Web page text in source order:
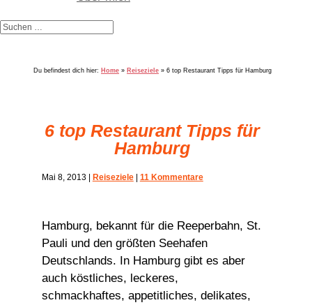
Du befindest dich hier: Home » Reiseziele » 6 top Restaurant Tipps für Hamburg
6 top Restaurant Tipps für
Hamburg
Mai 8, 2013| Reiseziele| 11 Kommentare
Hamburg, bekannt für die Reeperbahn, St.
Pauli und den größten Seehafen
Deutschlands. In Hamburg gibt es aber
auch köstliches, leckeres,
schmackhaftes, appetitliches, delikates,